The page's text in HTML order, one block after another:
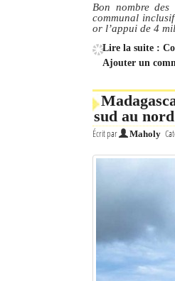
Bon nombre
communal
or l’appui de 4
Lire la suite :
Ajouter un
sud au nord
Écrit par Maholy